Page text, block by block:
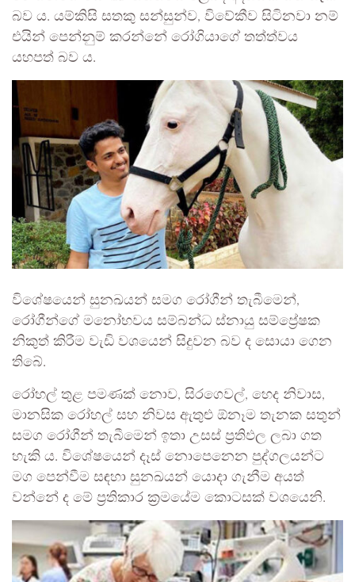
බව ය. යම්කිසි සතකු සන්සුන්ව, විවේකීව සිටිනවා නම්
එයින් පෙන්නුම් කරන්නේ රෝගියාගේ තත්ත්වය
යහපත් බව ය.
විශේෂයෙන් සුනඛයන් සමග රෝගීන් තැබීමෙන්,
රෝගීන්ගේ මනෝභවය සම්බන්ධ ස්නායු සම්ප්‍රේෂක
නිකුත් කිරීම වැඩි වශයෙන් සිදුවන බව ද සොයා ගෙන
තිබේ.
රෝහල් තුළ පමණක් නොව, සිරගෙවල්, හෙද නිවාස,
මානසික රෝහල් සහ නිවස ඇතුළු ඕනෑම තැනක සතුන්
සමග රෝගීන් තැබීමෙන් ඉතා උසස් ප්‍රතිඵල ලබා ගත
හැකි ය. විශේෂයෙන් දෑස් නොපෙනෙන පුද්ගලයන්ට
මග පෙන්වීම සඳහා සුනඛයන් යොදා ගැනීම අයත්
වන්නේ ද මේ ප්‍රතිකාර ක්‍රමයේම කොටසක් වශයෙනි.